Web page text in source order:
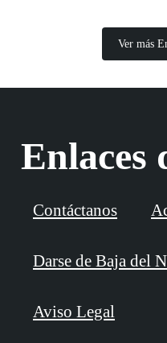
Ver más
Enlaces
Contáctanos
Darse de Baja del
Aviso Legal